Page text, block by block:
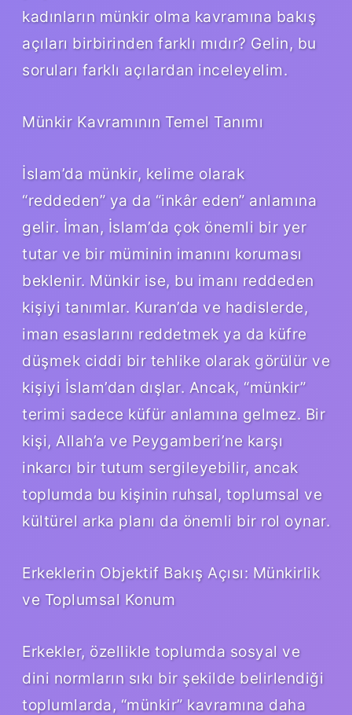
kadınların münkir olma kavramına bakış
açıları birbirinden farklı mıdır? Gelin, bu
soruları farklı açılardan inceleyelim.
Münkir Kavramının Temel Tanımı
İslam’da münkir, kelime olarak
“reddeden” ya da “inkâr eden” anlamına
gelir. İman, İslam’da çok önemli bir yer
tutar ve bir müminin imanını koruması
beklenir. Münkir ise, bu imanı reddeden
kişiyi tanımlar. Kuran’da ve hadislerde,
iman esaslarını reddetmek ya da küfre
düşmek ciddi bir tehlike olarak görülür ve
kişiyi İslam’dan dışlar. Ancak, “münkir”
terimi sadece küfür anlamına gelmez. Bir
kişi, Allah’a ve Peygamberi’ne karşı
inkarcı bir tutum sergileyebilir, ancak
toplumda bu kişinin ruhsal, toplumsal ve
kültürel arka planı da önemli bir rol oynar.
Erkeklerin Objektif Bakış Açısı: Münkirlik
ve Toplumsal Konum
Erkekler, özellikle toplumda sosyal ve
dini normların sıkı bir şekilde belirlendiği
toplumlarda, “münkir” kavramına daha